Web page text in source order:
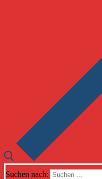
Suchen nach: